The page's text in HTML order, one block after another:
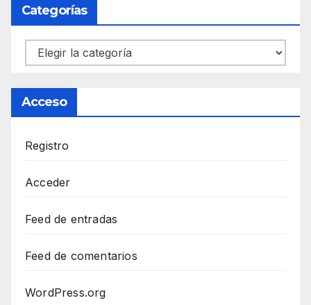
Categorías
Categorías
Acceso
Registro
Acceder
Feed de entradas
Feed de comentarios
WordPress.org